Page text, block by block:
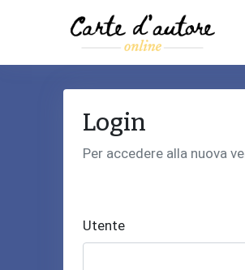
Login
Per accedere alla nuova
Utente